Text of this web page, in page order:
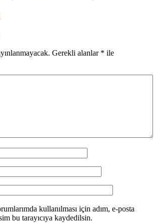
Gerekli alanlar * ile
kullanılması için adım, e-posta
bu tarayıcıya kaydedilsin.